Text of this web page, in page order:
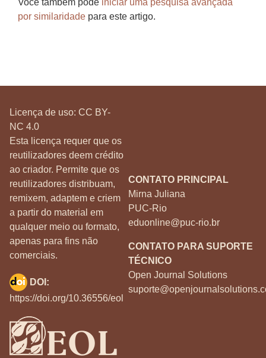
Você também pode iniciar uma pesquisa avançada
por similaridade para este artigo.
Licença de uso: CC BY-
NC 4.0
Esta licença requer que os
reutilizadores deem crédito
ao criador. Permite que os
reutilizadores distribuam,
remixem, adaptem e criem
a partir do material em
qualquer meio ou formato,
apenas para fins não
comerciais.
CONTATO PRINCIPAL
Mirna Juliana
PUC-Rio
eduonline@puc-rio.br
CONTATO PARA SUPORTE
TÉCNICO
Open Journal Solutions
DOI:
https://doi.org/10.36556/eol